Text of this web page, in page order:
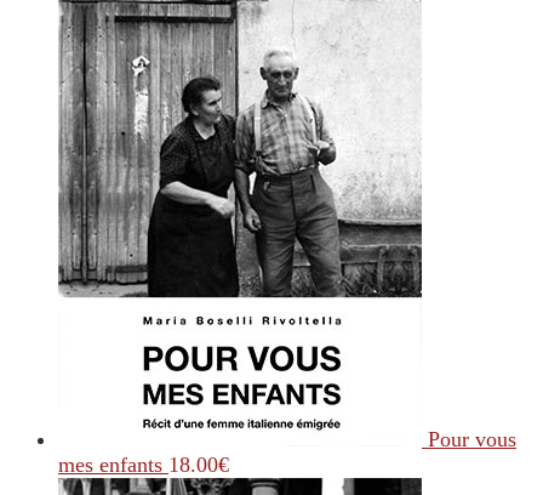
Pour vous
mes enfants 18.00€